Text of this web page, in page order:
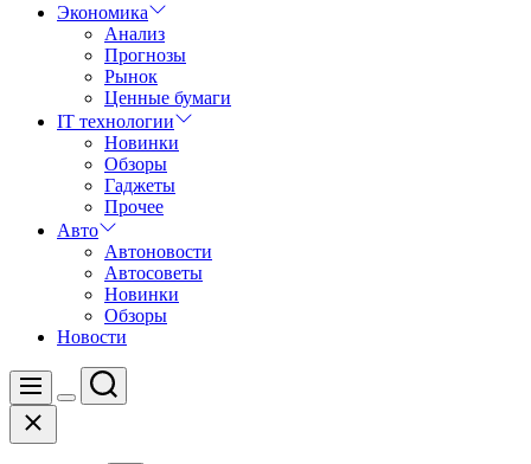
Экономика
Анализ
Прогнозы
Рынок
Ценные бумаги
IT технологии
Новинки
Обзоры
Гаджеты
Прочее
Авто
Автоновости
Автосоветы
Новинки
Обзоры
Новости
Меню
Цвет
Поиск
Закрыть